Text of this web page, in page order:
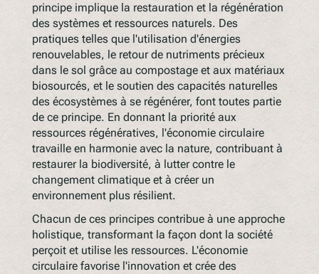
principe implique la restauration et la régénération
des systèmes et ressources naturels. Des
pratiques telles que l'utilisation d'énergies
renouvelables, le retour de nutriments précieux
dans le sol grâce au compostage et aux matériaux
biosourcés, et le soutien des capacités naturelles
des écosystèmes à se régénérer, font toutes partie
de ce principe. En donnant la priorité aux
ressources régénératives, l'économie circulaire
travaille en harmonie avec la nature, contribuant à
restaurer la biodiversité, à lutter contre le
changement climatique et à créer un
environnement plus résilient.
Chacun de ces principes contribue à une approche
holistique, transformant la façon dont la société
perçoit et utilise les ressources. L'économie
circulaire favorise l'innovation et crée des